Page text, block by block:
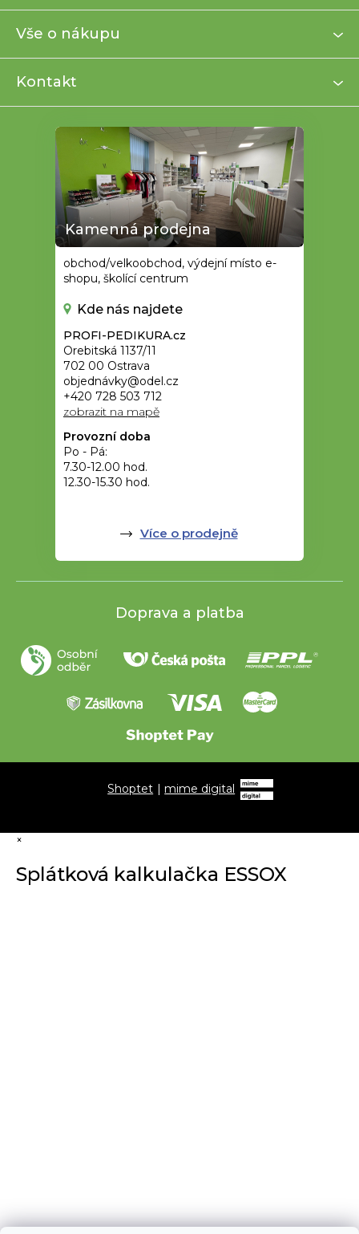
p
t
Vše o nákupu
Kontakt
Kamenná prodejna
obchod/velkoobchod, výdejní místo e-
shopu, školící centrum
Kde nás najdete
PROFI-PEDIKURA.cz
Orebitská 1137/11
702 00 Ostrava
objednávky@odel.cz
+420 728 503 712
zobrazit na mapě
Provozní doba
Po - Pá:
7.30-12.00 hod.
12.30-15.30 hod.
Více o prodejně
Doprava a platba
Shoptet |mime digital
×
Splátková kalkulačka ESSOX